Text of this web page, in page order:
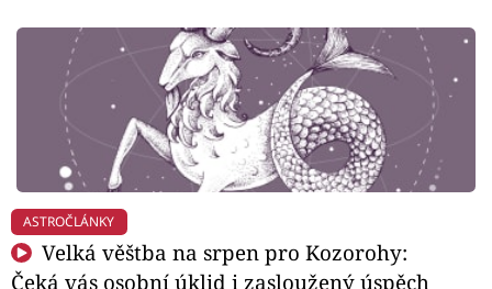
ASTROČLÁNKY
Velká věštba na srpen pro Kozorohy:
Čeká vás osobní úklid i zasloužený úspěch